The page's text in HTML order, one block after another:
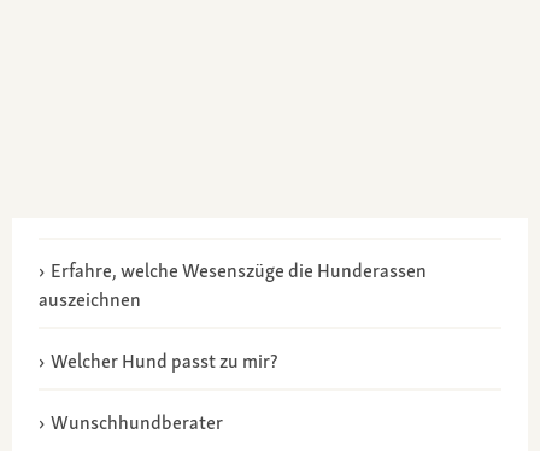
Erfahre, welche Wesenszüge die Hunderassen
auszeichnen
Welcher Hund passt zu mir?
Wunschhundberater